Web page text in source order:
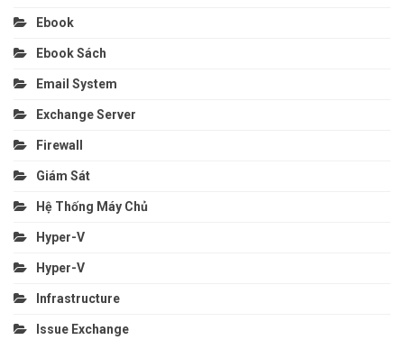
Ebook
Ebook Sách
Email System
Exchange Server
Firewall
Giám Sát
Hệ Thống Máy Chủ
Hyper-V
Hyper-V
Infrastructure
Issue Exchange